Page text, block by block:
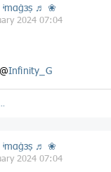
ᶤmαġзṣ ♬ ❀
2024 07:04
Infinity_G
ᶤmαġзṣ ♬ ❀
2024 07:04